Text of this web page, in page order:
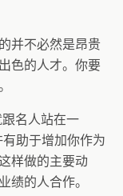
并不必然是昂贵
色的人才。你要
名人站在一
助于增加你作为
样做的主要动
绩的人合作。